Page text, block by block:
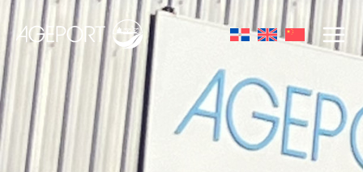
al
contenido